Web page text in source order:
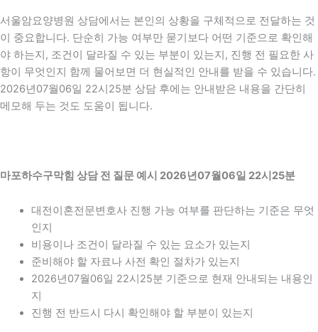
서울암요양병원 상담에서는 본인의 상황을 구체적으로 전달하는 것
이 중요합니다. 단순히 가능 여부만 묻기보다 어떤 기준으로 확인해
야 하는지, 조건이 달라질 수 있는 부분이 있는지, 진행 전 필요한 사
항이 무엇인지 함께 물어보면 더 현실적인 안내를 받을 수 있습니다.
2026년07월06일 22시25분 상담 후에는 안내받은 내용을 간단히
메모해 두는 것도 도움이 됩니다.
마포하수구막힘 상담 전 질문 예시 2026년07월06일 22시25분
대전이혼전문변호사 진행 가능 여부를 판단하는 기준은 무엇
인지
비용이나 조건이 달라질 수 있는 요소가 있는지
준비해야 할 자료나 사전 확인 절차가 있는지
2026년07월06일 22시25분 기준으로 현재 안내되는 내용인
지
진행 전 반드시 다시 확인해야 할 부분이 있는지